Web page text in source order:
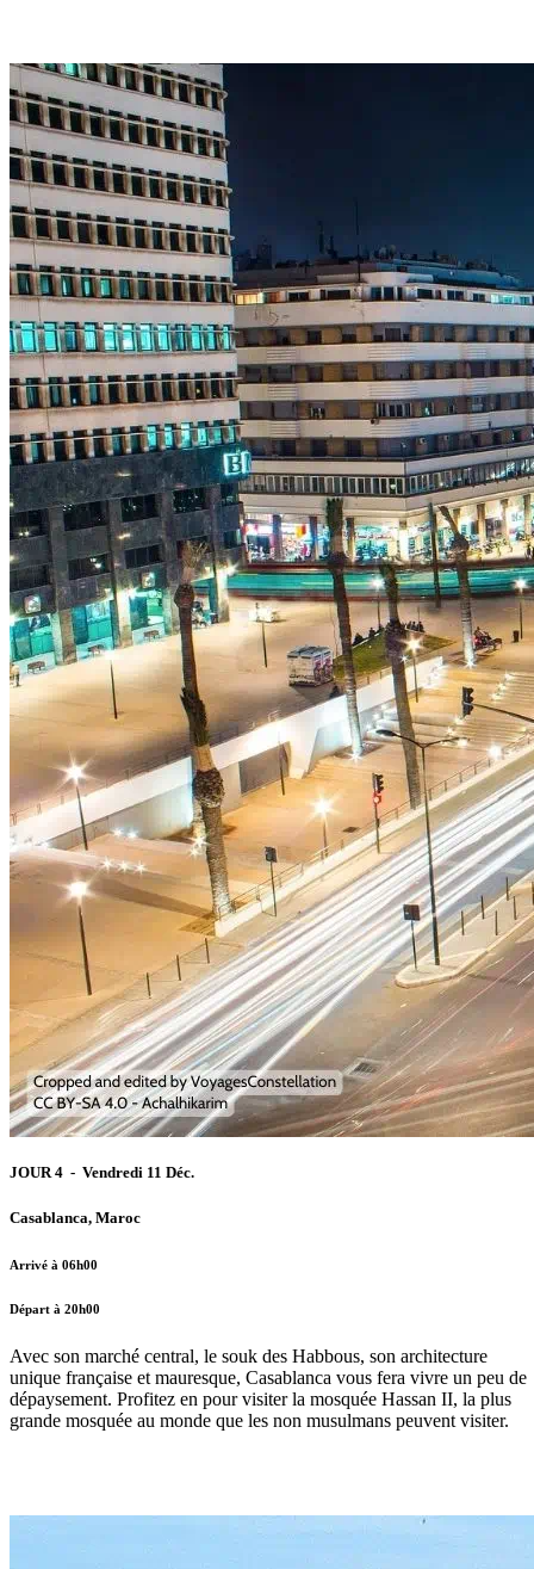
JOUR 4 - Vendredi 11 Déc.
Casablanca, Maroc
Arrivé à 06h00
Départ à 20h00
Avec son marché central, le souk des Habbous, son architecture
unique française et mauresque, Casablanca vous fera vivre un peu de
dépaysement. Profitez en pour visiter la mosquée Hassan II, la plus
grande mosquée au monde que les non musulmans peuvent visiter.